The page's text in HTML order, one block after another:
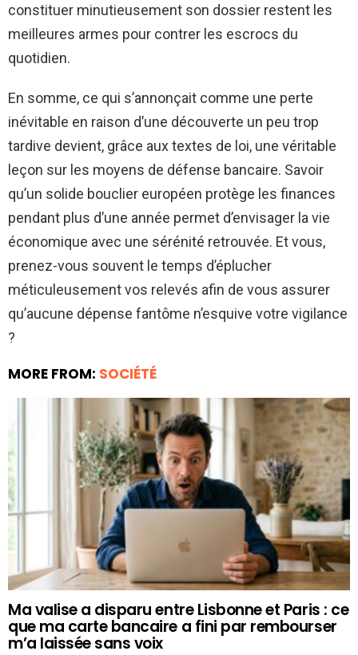
constituer minutieusement son dossier restent les
meilleures armes pour contrer les escrocs du
quotidien.
En somme, ce qui s’annonçait comme une perte
inévitable en raison d’une découverte un peu trop
tardive devient, grâce aux textes de loi, une véritable
leçon sur les moyens de défense bancaire. Savoir
qu’un solide bouclier européen protège les finances
pendant plus d’une année permet d’envisager la vie
économique avec une sérénité retrouvée. Et vous,
prenez-vous souvent le temps d’éplucher
méticuleusement vos relevés afin de vous assurer
qu’aucune dépense fantôme n’esquive votre vigilance
?
MORE FROM: SOCIÉTÉ
Ma valise a disparu entre Lisbonne et Paris : ce
que ma carte bancaire a fini par rembourser
m’a laissée sans voix